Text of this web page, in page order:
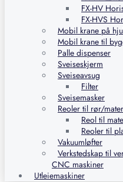
FX-HV
FX-HVS
Mobil krane på
Mobil krane til
Palle dispenser
Sveiseskjerm
Sveiseavsug
Filter
Sveisemasker
Reoler til rør/
Reol til
Reoler til
Vakuumløfter
Verkstedskap til
CNC maskiner
Utleiemaskiner